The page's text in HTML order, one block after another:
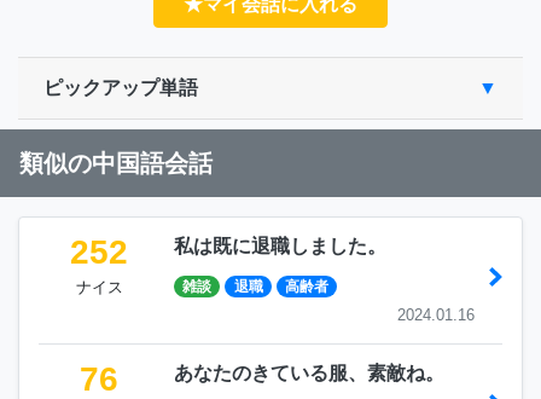
★マイ会話に入れる
ピックアップ単語
類似の中国語会話
252
ナイス
私は既に退職しました。
雑談 退職 高齢者
2024.01.16
76 あなたのきている服、素敵ね。